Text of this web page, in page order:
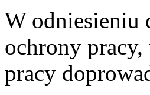
W odniesieniu
ochrony pracy,
pracy